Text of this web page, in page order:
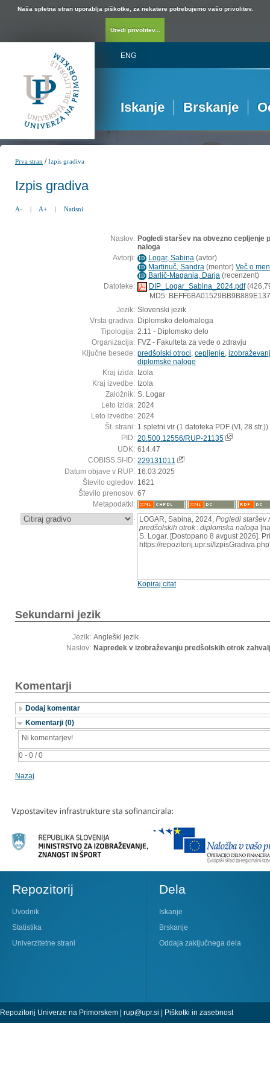
Naša spletna stran uporablja piškotke, za nekatere potrebujemo vašo privolitev.
Uredi privolitev...
ENG
Iskanje Brskanje
Prva stran /Izpis gradiva
Izpis gradiva
A- | A+ | Natisni
Naslov: Pogledi staršev na obvezno cepljenje
naloga
Avtorji: ID Logar, Sabina (avtor)
ID Martinuč, Sandra (mentor) Več o
ID Barlič-Maganja, Darja (recenzent)
Datoteke:
DIP_Logar_Sabina_2024.pdf
MD5:
Jezik: Slovenski jezik
Vrsta gradiva: Diplomsko delo/naloga
Tipologija: 2.11 - Diplomsko delo
Organizacija: FVZ - Fakulteta za vede o zdravju
Ključne besede: predšolski otroci cepljenje
diplomske naloge
Kraj izida: Izola
Kraj izvedbe: Izola
Založnik: S. Logar
Leto izida: 2024
Leto izvedbe: 2024
Št. strani: 1 spletni vir (1 datoteka PDF (VI, 28 str.))
PID: 20.500.12556/RUP-21135
UDK: 614.47
COBISS.SI-ID: 229131011
Datum objave v RUP: 16.03.2025
Število ogledov: 1621
Število prenosov: 67
Metapodatki:
: LOGAR, Sabina, 2024, Pogledi staršev
predšolskih otrok : diplomska naloga
S. Logar. [Dostopano 8 avgust 2026].
https://repozitorij.upr.si/
Kopiraj citat
Sekundarni jezik
Jezik: Angleški jezik
Naslov: Napredek v izobraževanju predšolskih otrok
Komentarji
Dodaj komentar
Komentarji (0)
0 - 0 / 0
Ni komentarjev!
Nazaj
Repozitorij
Uvodnik
Statistika
Univerzitetne strani
Dela
Iskanje
Brskanje
Oddaja zaključnega dela
Repozitorij Univerze na Primorskem | rup@upr.si Piškotki in zasebnost